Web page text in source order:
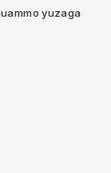
yuzaga